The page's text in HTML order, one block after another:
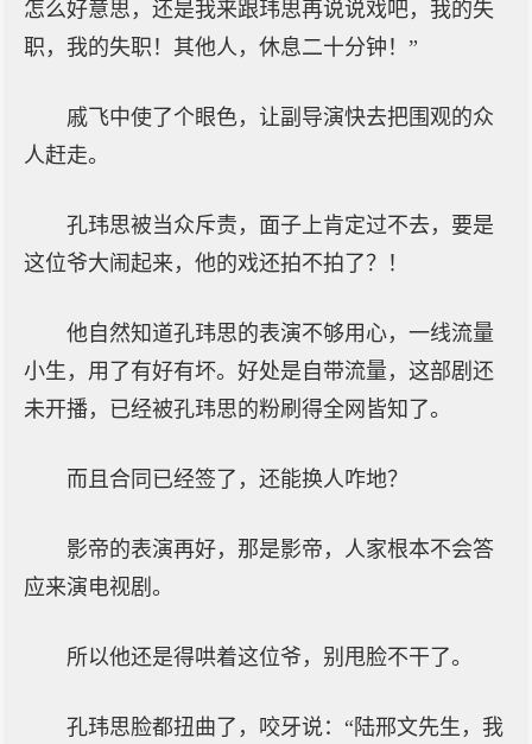
怎么好意思，还是我来跟玮思再说说戏吧，我的失
职，我的失职！其他人，休息二十分钟！”
戚飞中使了个眼色，让副导演快去把围观的众
人赶走。
孔玮思被当众斥责，面子上肯定过不去，要是
这位爷大闹起来，他的戏还拍不拍了？！
他自然知道孔玮思的表演不够用心，一线流量
小生，用了有好有坏。好处是自带流量，这部剧还
未开播，已经被孔玮思的粉刷得全网皆知了。
而且合同已经签了，还能换人咋地？
影帝的表演再好，那是影帝，人家根本不会答
应来演电视剧。
所以他还是得哄着这位爷，别甩脸不干了。
孔玮思脸都扭曲了，咬牙说：“陆邢文先生，我